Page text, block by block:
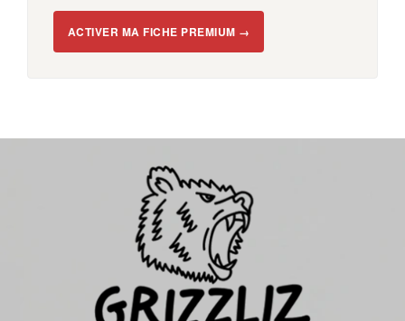
ACTIVER MA FICHE PREMIUM →